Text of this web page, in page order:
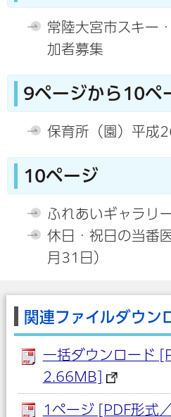
常陸大宮市スキー
加者募集
9ページから10ペ
保育所（園）平成
10ページ
ふれあいギャラリ
休日・祝日の当番
月31日）
関連ファイルダウン
一括ダウンロード
2.66MB]
1ページ [PDF形式